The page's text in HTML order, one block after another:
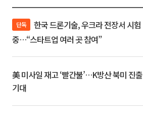
단독
중…“스타트업 여러 곳 참여”
美 미사일 재고 ‘빨간불’…K방산 북미 진출
기대